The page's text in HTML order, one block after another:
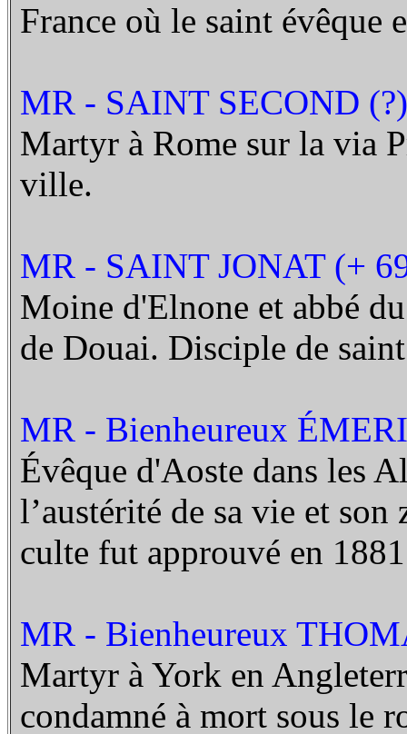
France où le saint évêque
MR - SAINT SECOND (?)
Martyr à Rome sur la via
ville.
MR - SAINT JONAT (+
Moine d'Elnone et abbé
de Douai. Disciple de
MR - Bienheureux
Évêque d'Aoste dans les
l’austérité de sa vie et
culte fut approuvé en
MR - Bienheureux
Martyr à York en
condamné à mort sous le